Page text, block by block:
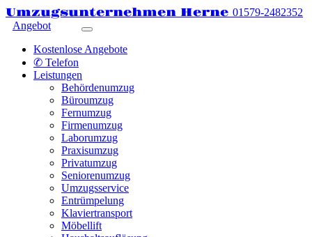
Umzugsunternehmen Herne 01579-2482352
Angebot
Kostenlose Angebote
✆ Telefon
Leistungen
Behördenumzug
Büroumzug
Fernumzug
Firmenumzug
Laborumzug
Praxisumzug
Privatumzug
Seniorenumzug
Umzugsservice
Entrümpelung
Klaviertransport
Möbellift